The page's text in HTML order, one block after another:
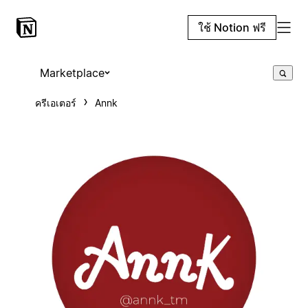
ใช้ Notion ฟรี
Marketplace
ครีเอเตอร์ Annk